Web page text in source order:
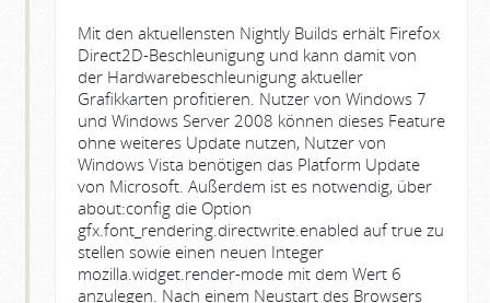
Mit den aktuellensten Nightly Builds erhält Firefox
Direct2D-Beschleunigung und kann damit von
der Hardwarebeschleunigung aktueller
Grafikkarten profitieren. Nutzer von Windows 7
und Windows Server 2008 können dieses Feature
ohne weiteres Update nutzen, Nutzer von
Windows Vista benötigen das Platform Update
von Microsoft. Außerdem ist es notwendig, über
about:config die Option
gfx.font_rendering.directwrite.enabled auf true zu
stellen sowie einen neuen Integer
mozilla.widget.render-mode mit dem Wert 6
anzulegen. Nach einem Neustart des Browsers